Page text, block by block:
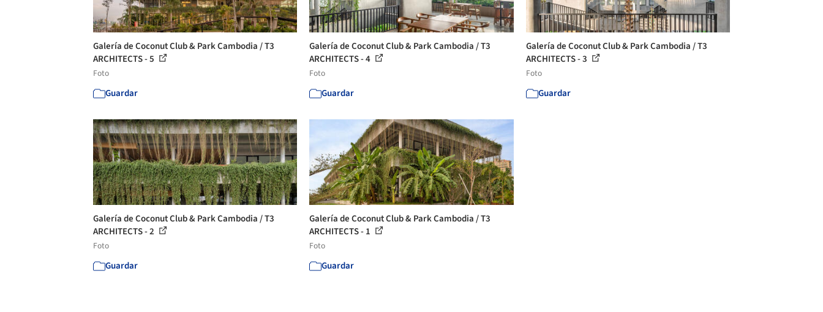
Galería de Coconut Club & Park Cambodia / T3
ARCHITECTS - 5
Foto
Guardar
Galería de Coconut Club & Park Cambodia / T3
ARCHITECTS - 4
Foto
Guardar
Galería de Coconut Club & Park Cambodia / T3
ARCHITECTS - 3
Foto
Guardar
Galería de Coconut Club & Park Cambodia / T3
ARCHITECTS - 2
Foto
Guardar
Galería de Coconut Club & Park Cambodia / T3
ARCHITECTS - 1
Foto
Guardar